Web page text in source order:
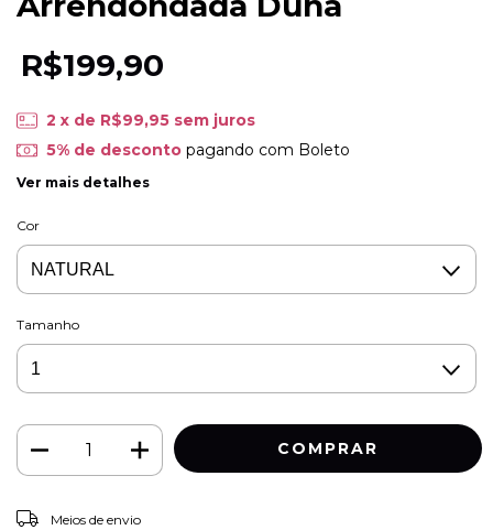
R$199,90
2 x de R$99,95 sem juros
5% de descontopagando com Boleto
Ver mais detalhes
Cor
Tamanho
Entregas para o CEP:
Meios de envio